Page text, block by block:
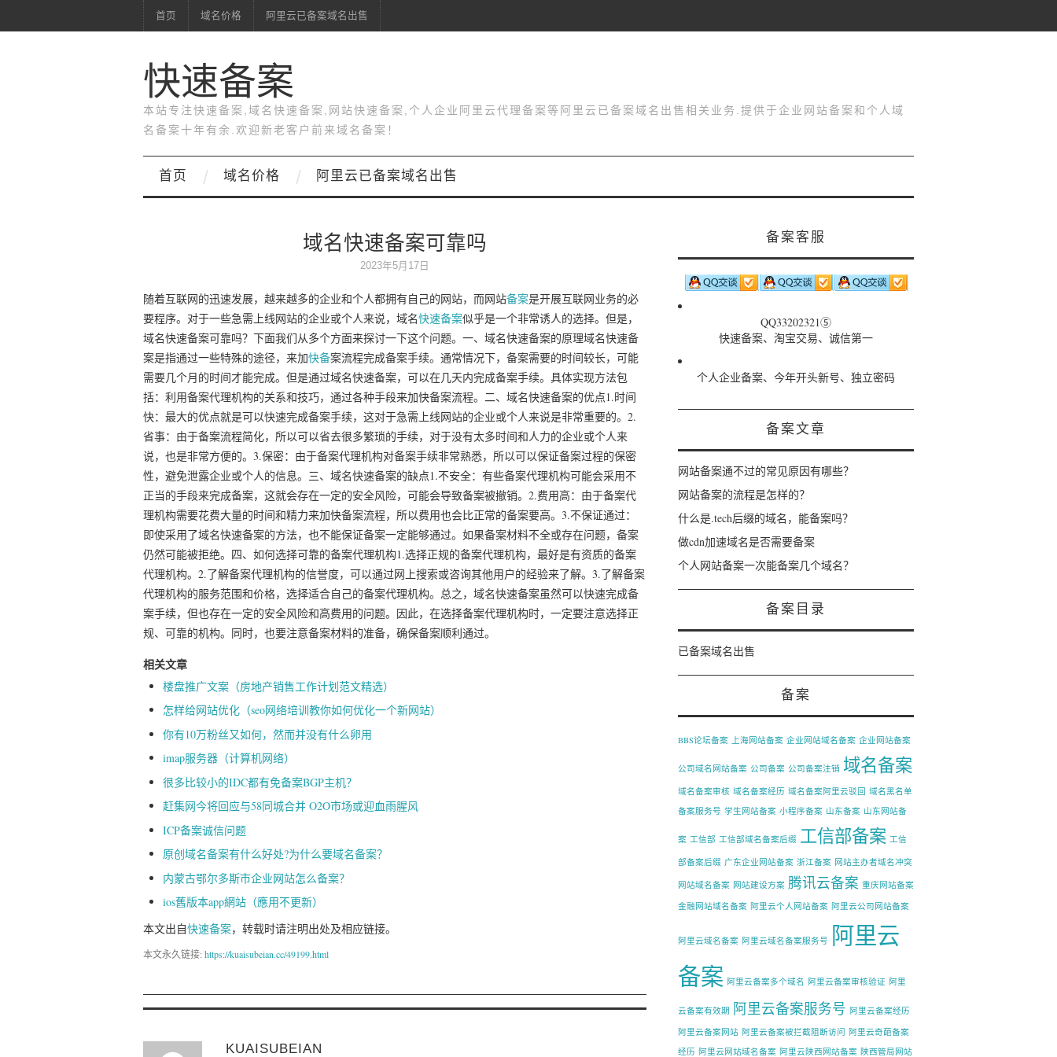
首页 域名价格 阿里云已备案域名出售
快速备案
本站专注快速备案,域名快速备案,网站快速备案,个人企业阿里云代理备案等阿里云已备案域名出售相关业务.提供于企业网站备案和个人域
名备案十年有余.欢迎新老客户前来域名备案！
首页 域名价格 阿里云已备案域名出售
域名快速备案可靠吗
2023年5月17日
随着互联网的迅速发展，越来越多的企业和个人都拥有自己的网站，而网站备案是开展互联网业务的必
要程序。对于一些急需上线网站的企业或个人来说，域名快速备案似乎是一个非常诱人的选择。但是，
域名快速备案可靠吗？下面我们从多个方面来探讨一下这个问题。一、域名快速备案的原理域名快速备
案是指通过一些特殊的途径，来加快备案流程完成备案手续。通常情况下，备案需要的时间较长，可能
需要几个月的时间才能完成。但是通过域名快速备案，可以在几天内完成备案手续。具体实现方法包
括：利用备案代理机构的关系和技巧，通过各种手段来加快备案流程。二、域名快速备案的优点1.时间
快：最大的优点就是可以快速完成备案手续，这对于急需上线网站的企业或个人来说是非常重要的。2.
省事：由于备案流程简化，所以可以省去很多繁琐的手续，对于没有太多时间和人力的企业或个人来
说，也是非常方便的。3.保密：由于备案代理机构对备案手续非常熟悉，所以可以保证备案过程的保密
性，避免泄露企业或个人的信息。三、域名快速备案的缺点1.不安全：有些备案代理机构可能会采用不
正当的手段来完成备案，这就会存在一定的安全风险，可能会导致备案被撤销。2.费用高：由于备案代
理机构需要花费大量的时间和精力来加快备案流程，所以费用也会比正常的备案要高。3.不保证通过：
即使采用了域名快速备案的方法，也不能保证备案一定能够通过。如果备案材料不全或存在问题，备案
仍然可能被拒绝。四、如何选择可靠的备案代理机构1.选择正规的备案代理机构，最好是有资质的备案
代理机构。2.了解备案代理机构的信誉度，可以通过网上搜索或咨询其他用户的经验来了解。3.了解备案
代理机构的服务范围和价格，选择适合自己的备案代理机构。总之，域名快速备案虽然可以快速完成备
案手续，但也存在一定的安全风险和高费用的问题。因此，在选择备案代理机构时，一定要注意选择正
规、可靠的机构。同时，也要注意备案材料的准备，确保备案顺利通过。
相关文章
楼盘推广文案（房地产销售工作计划范文精选）
怎样给网站优化（seo网络培训教你如何优化一个新网站）
你有10万粉丝又如何，然而并没有什么卵用
imap服务器（计算机网络）
很多比较小的IDC都有免备案BGP主机？
赶集网今将回应与58同城合并 O2O市场或迎血雨腥风
ICP备案诚信问题
原创域名备案有什么好处?为什么要域名备案？
内蒙古鄂尔多斯市企业网站怎么备案？
ios舊版本app網站（應用不更新）
本文出自快速备案，转载时请注明出处及相应链接。
本文永久链接: https://kuaisubeian.cc/49199.html
KUAISUBEIAN
备案客服
QQ33202321⑤
快速备案、淘宝交易、诚信第一
个人企业备案、今年开头新号、独立密码
备案文章
网站备案通不过的常见原因有哪些？
网站备案的流程是怎样的？
什么是.tech后缀的域名，能备案吗？
做cdn加速域名是否需要备案
个人网站备案一次能备案几个域名？
备案目录
已备案域名出售
备案
BBS论坛备案 上海网站备案 企业网站域名备案 企业网站备案
公司域名网站备案 公司备案 公司备案注销 域名备案
域名备案审核 域名备案经历 域名备案阿里云驳回 域名黑名单
备案服务号 学生网站备案 小程序备案 山东备案 山东网站备
案 工信部 工信部域名备案后缀 工信部备案 工信
部备案后缀 广东企业网站备案 浙江备案 网站主办者域名冲突
网站域名备案 网站建设方案 腾讯云备案 重庆网站备案
金融网站域名备案 阿里云个人网站备案 阿里云公司网站备案
阿里云域名备案 阿里云域名备案服务号 阿里云
备案 阿里云备案多个域名 阿里云备案审核验证 阿里
云备案有效期 阿里云备案服务号 阿里云备案经历
阿里云备案网站 阿里云备案被拦截阻断访问 阿里云奇葩备案
经历 阿里云网站域名备案 阿里云陕西网站备案 陕西管局网站